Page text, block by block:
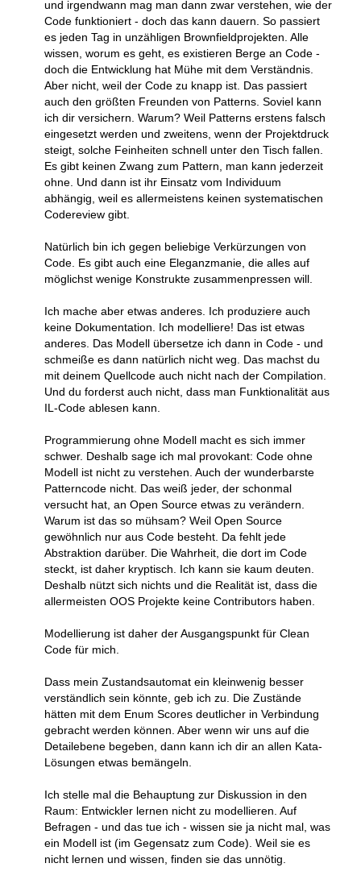
und irgendwann mag man dann zwar verstehen, wie der
Code funktioniert - doch das kann dauern. So passiert
es jeden Tag in unzähligen Brownfieldprojekten. Alle
wissen, worum es geht, es existieren Berge an Code -
doch die Entwicklung hat Mühe mit dem Verständnis.
Aber nicht, weil der Code zu knapp ist. Das passiert
auch den größten Freunden von Patterns. Soviel kann
ich dir versichern. Warum? Weil Patterns erstens falsch
eingesetzt werden und zweitens, wenn der Projektdruck
steigt, solche Feinheiten schnell unter den Tisch fallen.
Es gibt keinen Zwang zum Pattern, man kann jederzeit
ohne. Und dann ist ihr Einsatz vom Individuum
abhängig, weil es allermeistens keinen systematischen
Codereview gibt.
Natürlich bin ich gegen beliebige Verkürzungen von
Code. Es gibt auch eine Eleganzmanie, die alles auf
möglichst wenige Konstrukte zusammenpressen will.
Ich mache aber etwas anderes. Ich produziere auch
keine Dokumentation. Ich modelliere! Das ist etwas
anderes. Das Modell übersetze ich dann in Code - und
schmeiße es dann natürlich nicht weg. Das machst du
mit deinem Quellcode auch nicht nach der Compilation.
Und du forderst auch nicht, dass man Funktionalität aus
IL-Code ablesen kann.
Programmierung ohne Modell macht es sich immer
schwer. Deshalb sage ich mal provokant: Code ohne
Modell ist nicht zu verstehen. Auch der wunderbarste
Patterncode nicht. Das weiß jeder, der schonmal
versucht hat, an Open Source etwas zu verändern.
Warum ist das so mühsam? Weil Open Source
gewöhnlich nur aus Code besteht. Da fehlt jede
Abstraktion darüber. Die Wahrheit, die dort im Code
steckt, ist daher kryptisch. Ich kann sie kaum deuten.
Deshalb nützt sich nichts und die Realität ist, dass die
allermeisten OOS Projekte keine Contributors haben.
Modellierung ist daher der Ausgangspunkt für Clean
Code für mich.
Dass mein Zustandsautomat ein kleinwenig besser
verständlich sein könnte, geb ich zu. Die Zustände
hätten mit dem Enum Scores deutlicher in Verbindung
gebracht werden können. Aber wenn wir uns auf die
Detailebene begeben, dann kann ich dir an allen Kata-
Lösungen etwas bemängeln.
Ich stelle mal die Behauptung zur Diskussion in den
Raum: Entwickler lernen nicht zu modellieren. Auf
Befragen - und das tue ich - wissen sie ja nicht mal, was
ein Modell ist (im Gegensatz zum Code). Weil sie es
nicht lernen und wissen, finden sie das unnötig.